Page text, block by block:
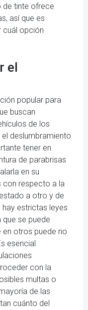
de tinte ofrece
así que es
cuál opción
el
popular para
buscan
de los
deslumbramiento
tener en
de parabrisas
en su
con respecto a la
a otro y de
hay estrictas leyes
que se puede
en otros puede no
esencial
con la
multas o
de las
cuánto del